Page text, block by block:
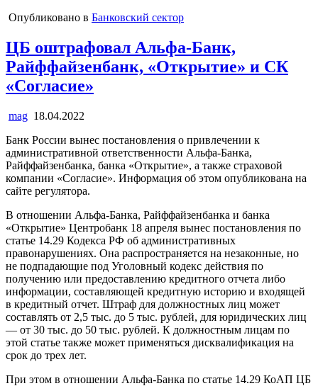
Опубликовано в Банковский сектор
ЦБ оштрафовал Альфа-Банк,
Райффайзенбанк, «Открытие» и СК
«Согласие»
mag 18.04.2022
Банк России вынес постановления о привлечении к
административной ответственности Альфа-Банка,
Райффайзенбанка, банка «Открытие», а также страховой
компании «Согласие». Информация об этом опубликована на
сайте регулятора.
В отношении Альфа-Банка, Райффайзенбанка и банка
«Открытие» Центробанк 18 апреля вынес постановления по
статье 14.29 Кодекса РФ об административных
правонарушениях. Она распространяется на незаконные, но
не подпадающие под Уголовный кодекс действия по
получению или предоставлению кредитного отчета либо
информации, составляющей кредитную историю и входящей
в кредитный отчет. Штраф для должностных лиц может
составлять от 2,5 тыс. до 5 тыс. рублей, для юридических лиц
— от 30 тыс. до 50 тыс. рублей. К должностным лицам по
этой статье также может применяться дисквалификация на
срок до трех лет.
При этом в отношении Альфа-Банка по статье 14.29 КоАП ЦБ